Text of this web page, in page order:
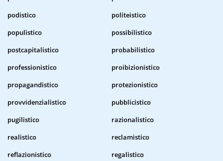
podistico
politeistico
populistico
possibilistico
postcapitalistico
probabilistico
professionistico
proibizionistico
propagandistico
protezionistico
provvidenzialistico
pubblicistico
pugilistico
razionalistico
realistico
reclamistico
reflazionistico
regalistico